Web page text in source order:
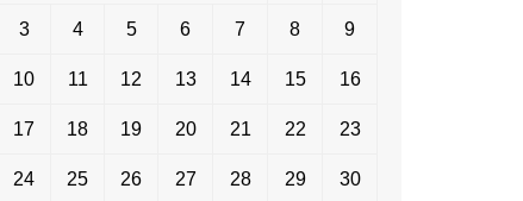
3 4 5 6 7 8 9
10 11 12 13 14 15 16
17 18 19 20 21 22 23
24 25 26 27 28 29 30